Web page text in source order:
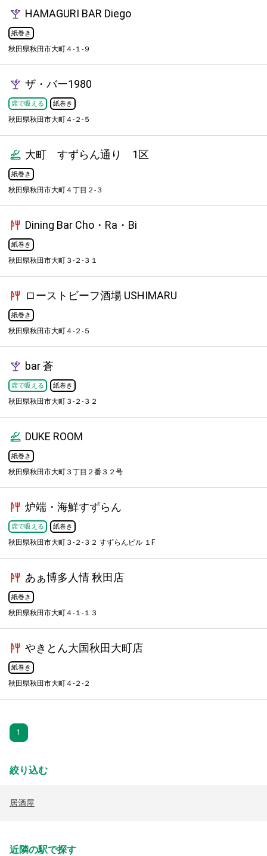
HAMAGURI BAR Diego
紙巻き
秋田県秋田市大町４-１-９
ザ・バー1980
席で吸える 紙巻き
秋田県秋田市大町４-２-５
大町 すずらん通り 1区
紙巻き
秋田県秋田市大町４丁目２-３
Dining Bar Cho・Ra・Bi
紙巻き
秋田県秋田市大町３-２-３１
ローストビーフ酒場 USHIMARU
紙巻き
秋田県秋田市大町４-２-５
bar 蒼
席で吸える 紙巻き
秋田県秋田市大町３-２-３２
DUKE ROOM
紙巻き
秋田県秋田市大町３丁目２番３２号
炉端・海鮮すずらん
席で吸える 紙巻き
秋田県秋田市大町３-２-３２ すずらんビル １F
あぁ博多人情 秋田店
紙巻き
秋田県秋田市大町４-１-１３
やきとん大国秋田大町店
紙巻き
秋田県秋田市大町４-２-２
1
絞り込む
居酒屋
近隣の駅で探す